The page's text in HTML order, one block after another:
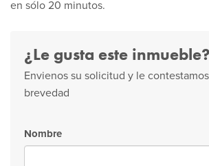
en sólo 20 minutos.
¿Le gusta este inmueble?
Envienos su solicitud y le
brevedad
Nombre